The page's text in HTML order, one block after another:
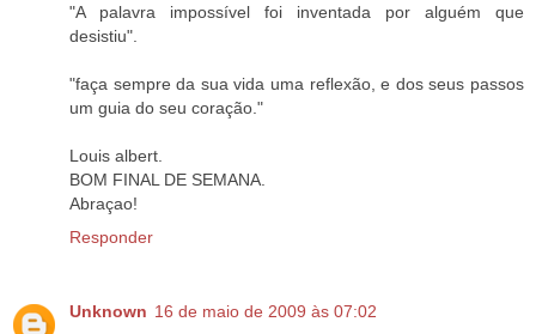
"A palavra impossível foi inventada por alguém que
desistiu".
"faça sempre da sua vida uma reflexão, e dos seus passos
um guia do seu coração."
Louis albert.
BOM FINAL DE SEMANA.
Abraçao!
Responder
Unknown 16 de maio de 2009 às 07:02